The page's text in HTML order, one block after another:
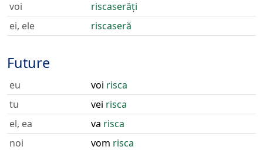
voi
riscaserăți
ei, ele
riscaseră
Future
eu voi risca
tu
vei risca
el, ea
va risca
noi
vom risca